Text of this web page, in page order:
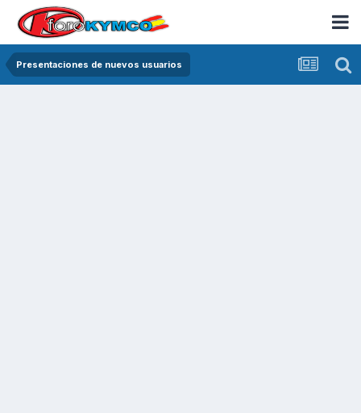
Presentaciones de nuevos usuarios